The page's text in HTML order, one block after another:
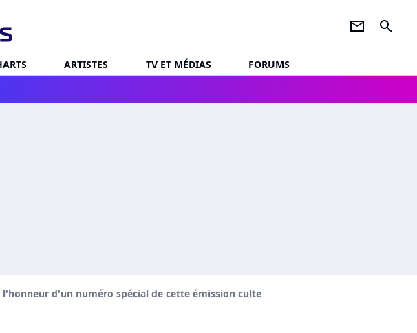
newsletter search
ARTISTES TV ET MÉDIAS
FORUMS
l'honneur d'un numéro spécial de cette émission culte